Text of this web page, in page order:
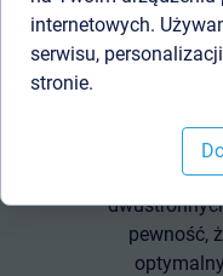
Baza
Dowiedz się
pewność,
internetowych.
serwisu,
stronie.